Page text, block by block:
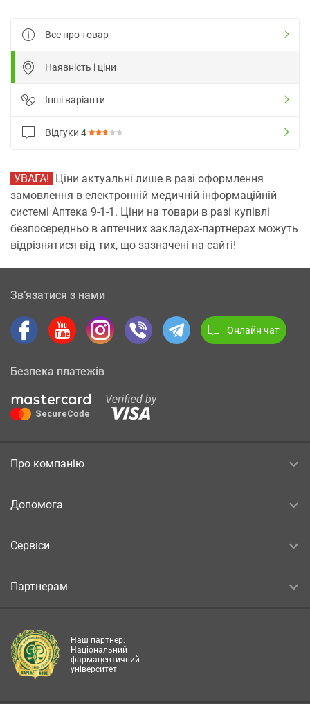
Все про товар
Наявність і ціни
Інші варіанти
Відгуки 4
УВАГА! Ціни актуальні лише в разі оформлення
замовлення в електронній медичній інформаційній
системі Аптека 9-1-1. Ціни на товари в разі купівлі
безпосередньо в аптечних закладах-партнерах можуть
відрізнятися від тих, що зазначені на сайті!
Зв’язатися з нами
Онлайн чат
Безпека платежів
Про компанію
Допомога
Сервіси
Партнерам
Наш партнер:
Національний
фармацевтичний
університет